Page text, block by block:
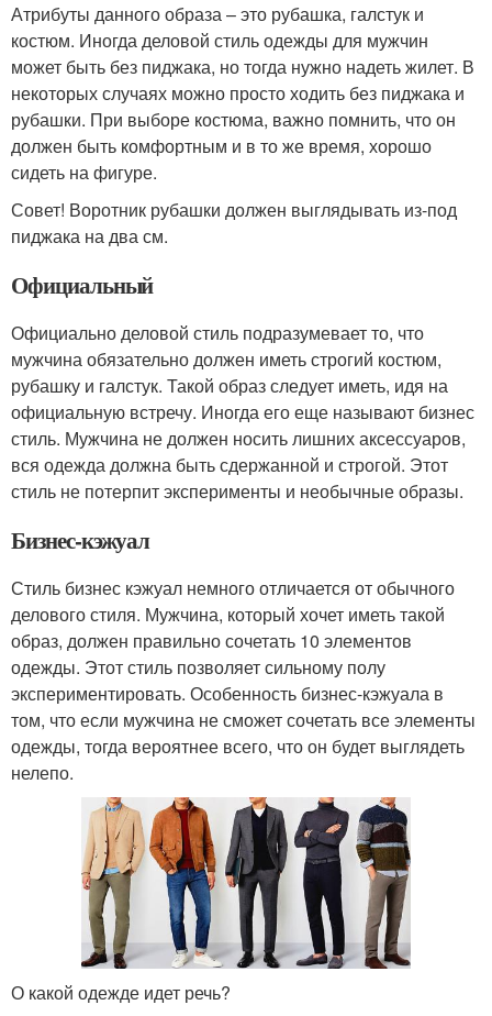
Атрибуты данного образа – это рубашка, галстук и
костюм. Иногда деловой стиль одежды для мужчин
может быть без пиджака, но тогда нужно надеть жилет. В
некоторых случаях можно просто ходить без пиджака и
рубашки. При выборе костюма, важно помнить, что он
должен быть комфортным и в то же время, хорошо
сидеть на фигуре.
Совет! Воротник рубашки должен выглядывать из-под
пиджака на два см.
Официальный
Официально деловой стиль подразумевает то, что
мужчина обязательно должен иметь строгий костюм,
рубашку и галстук. Такой образ следует иметь, идя на
официальную встречу. Иногда его еще называют бизнес
стиль. Мужчина не должен носить лишних аксессуаров,
вся одежда должна быть сдержанной и строгой. Этот
стиль не потерпит эксперименты и необычные образы.
Бизнес-кэжуал
Стиль бизнес кэжуал немного отличается от обычного
делового стиля. Мужчина, который хочет иметь такой
образ, должен правильно сочетать 10 элементов
одежды. Этот стиль позволяет сильному полу
экспериментировать. Особенность бизнес-кэжуала в
том, что если мужчина не сможет сочетать все элементы
одежды, тогда вероятнее всего, что он будет выглядеть
нелепо.
О какой одежде идет речь?